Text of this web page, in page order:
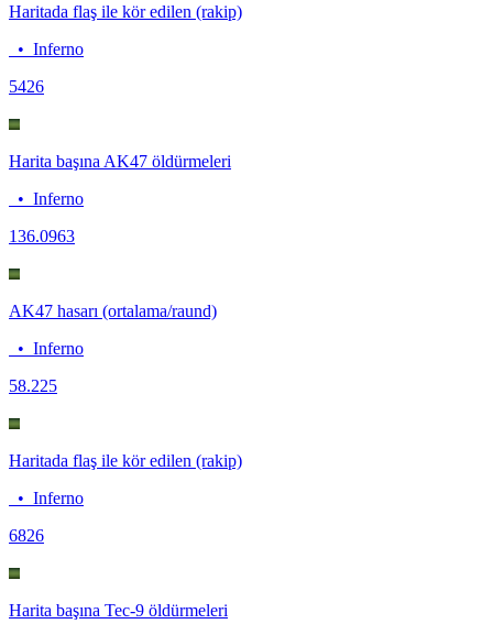
Haritada flaş ile kör edilen (rakip)
• Inferno
5426
Harita başına AK47 öldürmeleri
• Inferno
136.0963
AK47 hasarı (ortalama/raund)
• Inferno
58.225
Haritada flaş ile kör edilen (rakip)
• Inferno
6826
Harita başına Tec-9 öldürmeleri